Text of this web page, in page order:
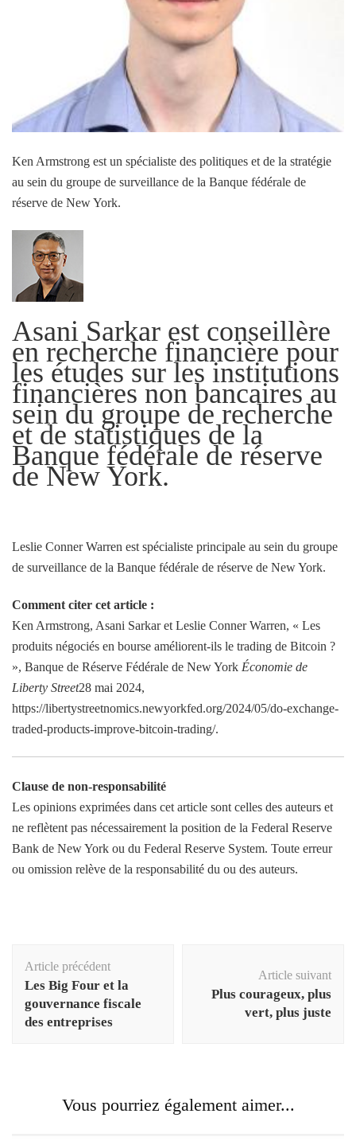
Ken Armstrong est un spécialiste des politiques et de la stratégie
au sein du groupe de surveillance de la Banque fédérale de
réserve de New York.
Asani Sarkar est conseillère
en recherche financière pour
les études sur les institutions
financières non bancaires au
sein du groupe de recherche
et de statistiques de la
Banque fédérale de réserve
de New York.
Leslie Conner Warren est spécialiste principale au sein du groupe
de surveillance de la Banque fédérale de réserve de New York.
Comment citer cet article :
Ken Armstrong, Asani Sarkar et Leslie Conner Warren, « Les
produits négociés en bourse améliorent-ils le trading de Bitcoin ?
», Banque de Réserve Fédérale de New York Économie de
Liberty Street28 mai 2024,
https://libertystreetnomics.newyorkfed.org/2024/05/do-exchange-
traded-products-improve-bitcoin-trading/.
Clause de non-responsabilité
Les opinions exprimées dans cet article sont celles des auteurs et
ne reflètent pas nécessairement la position de la Federal Reserve
Bank de New York ou du Federal Reserve System. Toute erreur
ou omission relève de la responsabilité du ou des auteurs.
d'article
Article précédent
Les Big Four et la
gouvernance fiscale
des entreprises
Article suivant
Plus courageux, plus
vert, plus juste
Vous pourriez également aimer...